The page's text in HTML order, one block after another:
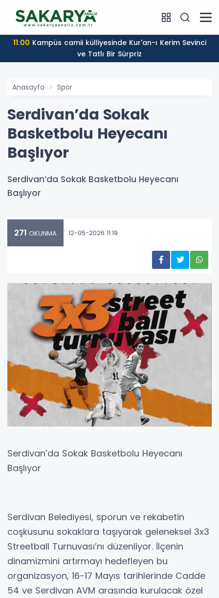
11:00
ve Tatlı Bir Sürpriz
Anasayfa Spor
Serdivan’da Sokak
Basketbolu Heyecanı
Başlıyor
Serdivan’da Sokak Basketbolu Heyecanı
Başlıyor
271 OKUNMA 12-05-2026 11:19
Serdivan’da Sokak Basketbolu Heyecanı
Başlıyor
Serdivan Belediyesi, sporun ve rekabetin
coşkusunu sokaklara taşıyarak geleneksel 3x3
Streetball Turnuvası’nı düzenliyor. İlçenin
dinamizmini artırmayı hedefleyen bu
organizasyon, 16-17 Mayıs tarihlerinde Cadde
54 ve Serdivan AVM arasında kurulacak özel